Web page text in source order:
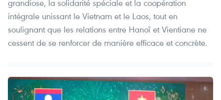
grandiose, la solidarité spéciale et la coopération
intégrale unissant le Vietnam et le Laos, tout en
soulignant que les relations entre Hanoï et Vientiane ne
cessent de se renforcer de manière efficace et concrète.